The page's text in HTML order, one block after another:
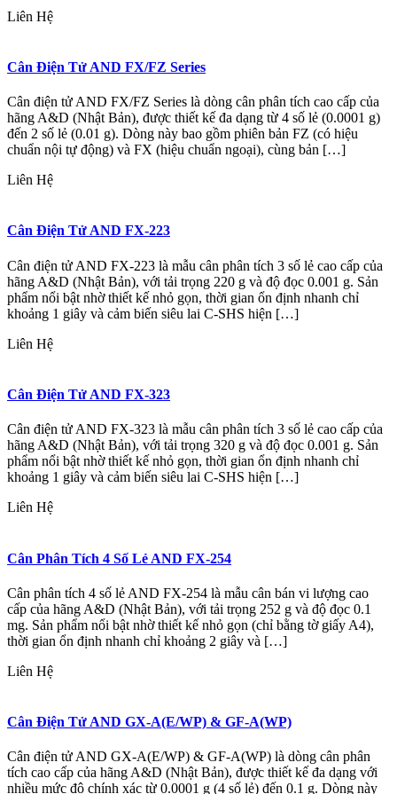
Liên Hệ
Cân Điện Tử AND FX/FZ Series
Cân điện tử AND FX/FZ Series là dòng cân phân tích cao cấp của
hãng A&D (Nhật Bản), được thiết kế đa dạng từ 4 số lẻ (0.0001 g)
đến 2 số lẻ (0.01 g). Dòng này bao gồm phiên bản FZ (có hiệu
chuẩn nội tự động) và FX (hiệu chuẩn ngoại), cùng bản […]
Liên Hệ
Cân Điện Tử AND FX-223
Cân điện tử AND FX-223 là mẫu cân phân tích 3 số lẻ cao cấp của
hãng A&D (Nhật Bản), với tải trọng 220 g và độ đọc 0.001 g. Sản
phẩm nổi bật nhờ thiết kế nhỏ gọn, thời gian ổn định nhanh chỉ
khoảng 1 giây và cảm biến siêu lai C-SHS hiện […]
Liên Hệ
Cân Điện Tử AND FX-323
Cân điện tử AND FX-323 là mẫu cân phân tích 3 số lẻ cao cấp của
hãng A&D (Nhật Bản), với tải trọng 320 g và độ đọc 0.001 g. Sản
phẩm nổi bật nhờ thiết kế nhỏ gọn, thời gian ổn định nhanh chỉ
khoảng 1 giây và cảm biến siêu lai C-SHS hiện […]
Liên Hệ
Cân Phân Tích 4 Số Lẻ AND FX-254
Cân phân tích 4 số lẻ AND FX-254 là mẫu cân bán vi lượng cao
cấp của hãng A&D (Nhật Bản), với tải trọng 252 g và độ đọc 0.1
mg. Sản phẩm nổi bật nhờ thiết kế nhỏ gọn (chỉ bằng tờ giấy A4),
thời gian ổn định nhanh chỉ khoảng 2 giây và […]
Liên Hệ
Cân Điện Tử AND GX-A(E/WP) & GF-A(WP)
Cân điện tử AND GX-A(E/WP) & GF-A(WP) là dòng cân phân
tích cao cấp của hãng A&D (Nhật Bản), được thiết kế đa dạng với
nhiều mức độ chính xác từ 0.0001 g (4 số lẻ) đến 0.1 g. Dòng này